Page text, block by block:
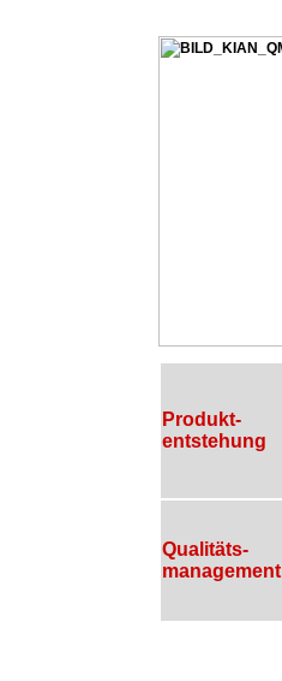
Produkt-
entstehung
Qualitäts-
management